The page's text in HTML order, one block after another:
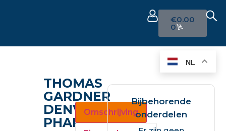
€0.00
0
THOMAS
GARDNER
DENVER
PHARM-
Omschrijving
Bijbehorende
onderdelen
NL